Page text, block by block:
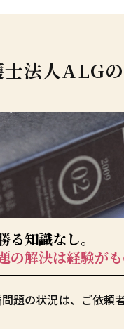
士法人ALG
る知識なし。
の解決は経験が
題の状況は、ご依頼